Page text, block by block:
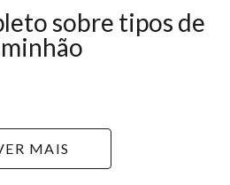
sobre tipos de
MAIS